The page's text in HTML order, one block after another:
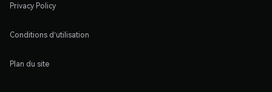
Privacy Policy
Conditions d'utilisation
Plan du site